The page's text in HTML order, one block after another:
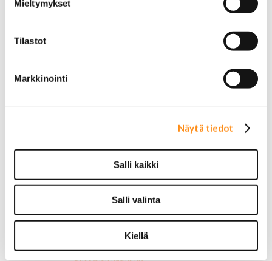
Mieltymykset
Tilastot
Markkinointi
Näytä tiedot
Salli kaikki
Salli valinta
Kiellä
Muut
Jarrunesteet
Moottoriöljyt
Liimat ja massat
Maalit